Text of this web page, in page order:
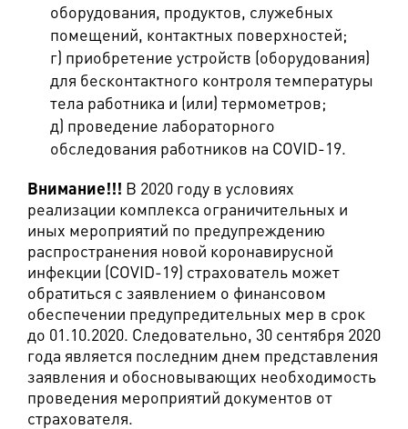
оборудования, продуктов, служебных
помещений, контактных поверхностей;
г) приобретение устройств (оборудования)
для бесконтактного контроля температуры
тела работника и (или) термометров;
д) проведение лабораторного
обследования работников на COVID-19.
Внимание!!! В 2020 году в условиях
реализации комплекса ограничительных и
иных мероприятий по предупреждению
распространения новой коронавирусной
инфекции (COVID-19) страхователь может
обратиться с заявлением о финансовом
обеспечении предупредительных мер в срок
до 01.10.2020. Следовательно, 30 сентября 2020
года является последним днем представления
заявления и обосновывающих необходимость
проведения мероприятий документов от
страхователя.